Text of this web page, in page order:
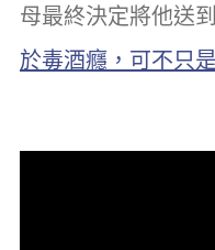
母最終決定將他送到
於毒酒癮，可不只